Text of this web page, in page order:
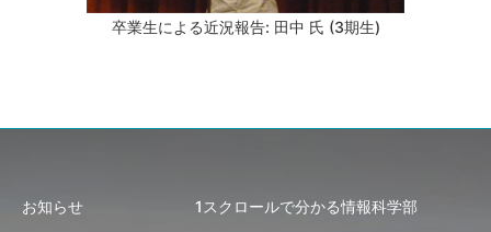
卒業生による近況報告: 田中 氏 (3期生)
お知らせ 1スクロールで分かる情報科学部